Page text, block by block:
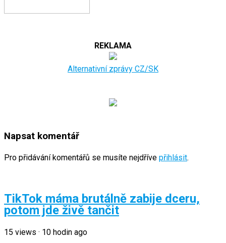
REKLAMA
Alternativní zprávy CZ/SK
Napsat komentář
Pro přidávání komentářů se musíte nejdříve přihlásit.
TikTok máma brutálně zabije dceru,
potom jde živě tančit
15 views · 10 hodin ago